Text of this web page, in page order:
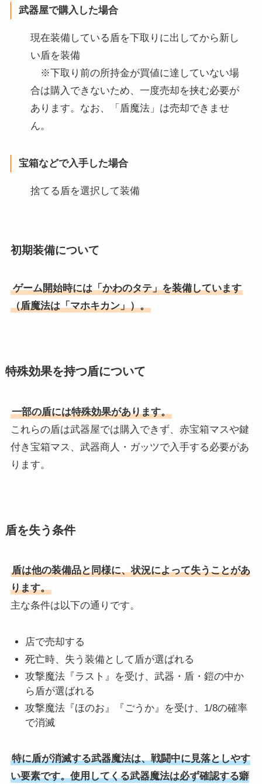
武器屋で購入した場合
現在装備している盾を下取りに出してから新し
い盾を装備
※下取り前の所持金が買値に達していない場
合は購入できないため、一度売却を挟む必要が
あります。なお、「盾魔法」は売却できませ
ん。
宝箱などで入手した場合
捨てる盾を選択して装備
初期装備について
ゲーム開始時には「かわのタテ」を装備しています
（盾魔法は「マホキカン」）。
特殊効果を持つ盾について
一部の盾には特殊効果があります。
これらの盾は武器屋では購入できず、赤宝箱マスや鍵
付き宝箱マス、武器商人・ガッツで入手する必要があ
ります。
盾を失う条件
盾は他の装備品と同様に、状況によって失うことがあ
ります。
主な条件は以下の通りです。
店で売却する
死亡時、失う装備として盾が選ばれる
攻撃魔法『ラスト』を受け、武器・盾・鎧の中か
ら盾が選ばれる
攻撃魔法『ほのお』『ごうか』を受け、1/8の確率
で消滅
特に盾が消滅する武器魔法は、戦闘中に見落としやす
い要素です。使用してくる武器魔法は必ず確認する癖